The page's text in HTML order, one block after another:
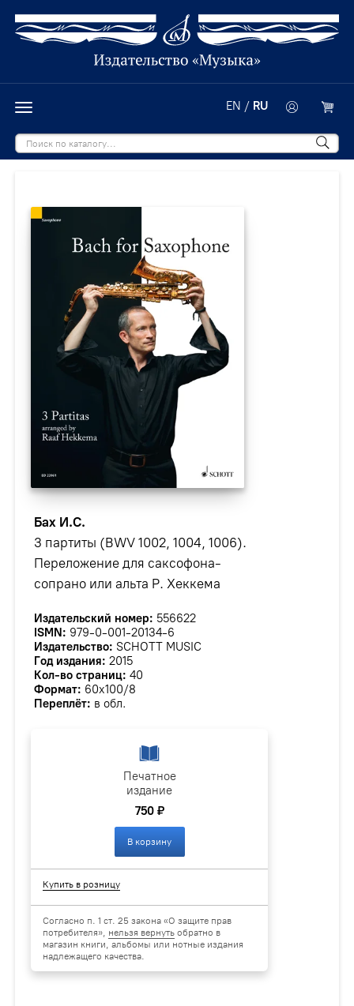
EN / RU
Бах И.С.
3 партиты (BWV 1002, 1004, 1006).
Переложение для саксофона-
сопрано или альта Р. Хеккема
Издательский номер: 556622
ISMN: 979-0-001-20134-6
Издательство: SCHOTT MUSIC
Год издания: 2015
Кол-во страниц: 40
Формат: 60х100/8
Переплёт: в обл.
Печатное
издание
750 ₽
В корзину
Купить в розницу
Согласно п. 1 ст. 25 закона «О защите прав
потребителя», нельзя вернуть обратно в
магазин книги, альбомы или нотные издания
надлежащего качества.